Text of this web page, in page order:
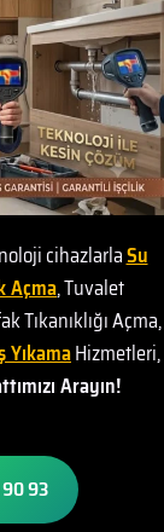
cihazlarlaSu
Açma, Tuvalet
Tıkanıklığı Açma,
YıkamaHizmetleri,
Arayın!
93